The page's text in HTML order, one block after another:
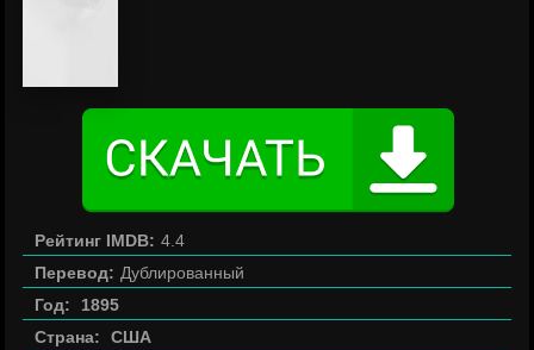
Рейтинг IMDB: 4.4
Перевод: Дублированный
Год:
1895
Страна:
США